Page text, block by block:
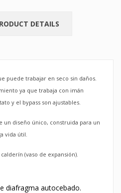
DETAILS
puede trabajar en seco sin daños.
ya que trabaja con imán
y el bypass son ajustables.
un diseño único, construida para un
vida útil.
(vaso de expansión).
diafragma autocebado.